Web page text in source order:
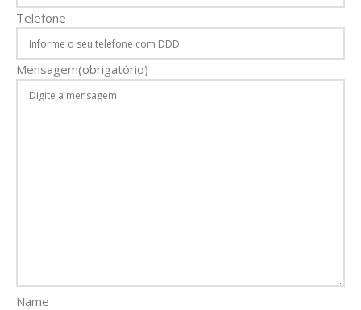
Telefone
Mensagem(obrigatório)
Name